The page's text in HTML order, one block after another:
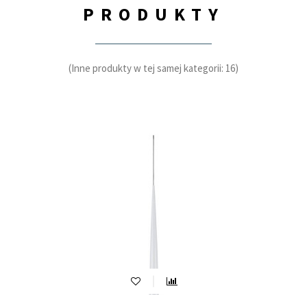
PRODUKTY
(Inne produkty w tej samej kategorii: 16)